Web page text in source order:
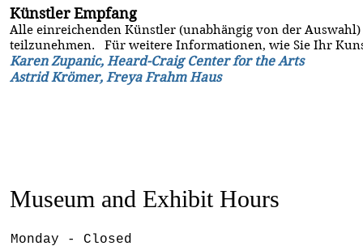
Künstler Empfang
Alle einreichenden Künstler (unabhängig von der
teilzunehmen. Für weitere Informationen, wie Sie Ihr
Karen Zupanic, Heard-Craig Center for the Arts
Astrid Krömer, Freya Frahm Haus
Museum and Exhibit Hours
Monday - Closed